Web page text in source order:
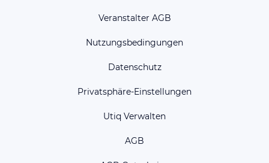
Veranstalter AGB
Nutzungsbedingungen
Datenschutz
Privatsphäre-Einstellungen
Utiq Verwalten
AGB